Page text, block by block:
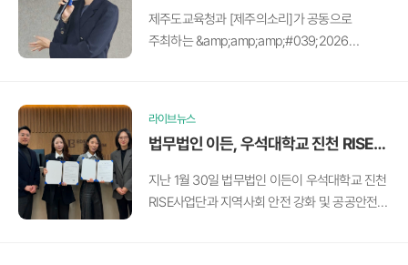
제주도교육청과 [제주의소리]가 공동으로
주최하는 &amp;amp;amp;#039;2026
라이브뉴스
법무법인 이든, 우석대학교 진천 RISE
지난 1월 30일 법무법인 이든이 우석대학교 진천
RISE사업단과 지역사회 안전 강화 및 공공안전